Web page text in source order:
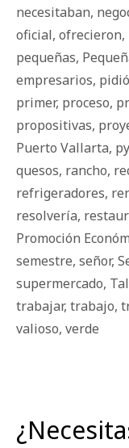
necesitaban,
oficial, ofrecieron,
pequeñas,
empresarios, pidió
primer, proceso,
propositivas,
Puerto Vallarta,
quesos, rancho,
refrigeradores,
resolvería,
Promoción
semestre, señor,
supermercado,
trabajar, trabajo,
valioso, verde